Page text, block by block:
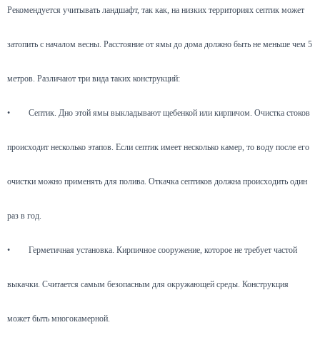
Рекомендуется учитывать ландшафт, так как, на низких территориях септик может
затопить с началом весны. Расстояние от ямы до дома должно быть не меньше чем 5
метров. Различают три вида таких конструкций:
• Септик. Дно этой ямы выкладывают щебенкой или кирпичом. Очистка стоков
происходит несколько этапов. Если септик имеет несколько камер, то воду после его
очистки можно применять для полива. Откачка септиков должна происходить один
раз в год.
• Герметичная установка. Кирпичное сооружение, которое не требует частой
выкачки. Считается самым безопасным для окружающей среды. Конструкция
может быть многокамерной.